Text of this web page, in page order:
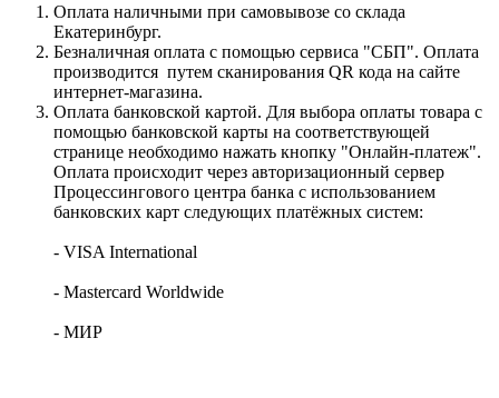
Оплата наличными при самовывозе со склада
Екатеринбург.
Безналичная оплата с помощью сервиса "СБП". Оплата
производится путем сканирования QR кода на сайте
интернет-магазина.
Оплата банковской картой. Для выбора оплаты товара с
помощью банковской карты на соответствующей
странице необходимо нажать кнопку "Онлайн-платеж".
Оплата происходит через авторизационный сервер
Процессингового центра банка с использованием
банковских карт следующих платёжных систем:
- VISA International
- Mastercard Worldwide
- МИР